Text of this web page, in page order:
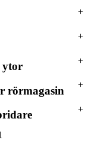
ytor
rörmagasin